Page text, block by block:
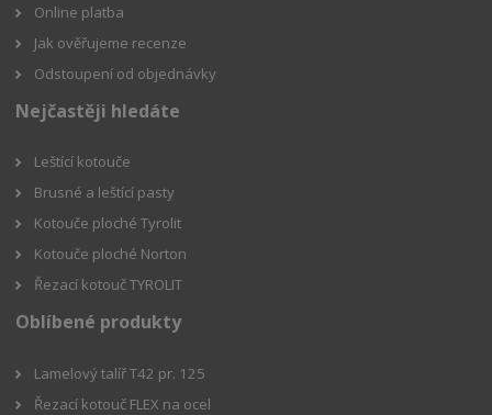
Online platba
Jak ověřujeme recenze
Odstoupení od objednávky
Nejčastěji hledáte
Leštící kotouče
Brusné a leštící pasty
Kotouče ploché Tyrolit
Kotouče ploché Norton
Řezací kotouč TYROLIT
Oblíbené produkty
Lamelový talíř T42 pr. 125
Řezací kotouč FLEX na ocel